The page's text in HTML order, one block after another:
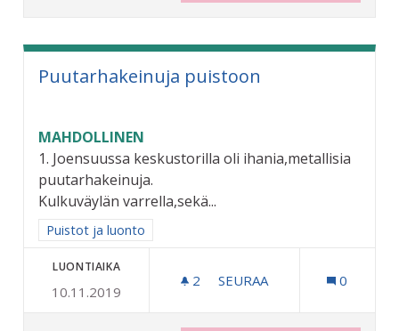
Puutarhakeinuja puistoon
MAHDOLLINEN
1. Joensuussa keskustorilla oli ihania,metallisia
puutarhakeinuja.
Kulkuväylän varrella,sekä...
Rajaa tulokset aihepiirin mukaan: Puistot ja luonto
Puistot ja luonto
LUONTIAIKA
10.11.2019
2 2 SEURAAJAA
SEURAA 0